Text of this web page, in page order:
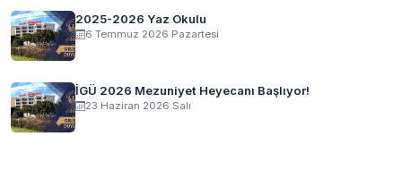
2025-2026 Yaz Okulu
6 Temmuz 2026 Pazartesi
İGÜ 2026 Mezuniyet Heyecanı Başlıyor!
23 Haziran 2026 Salı